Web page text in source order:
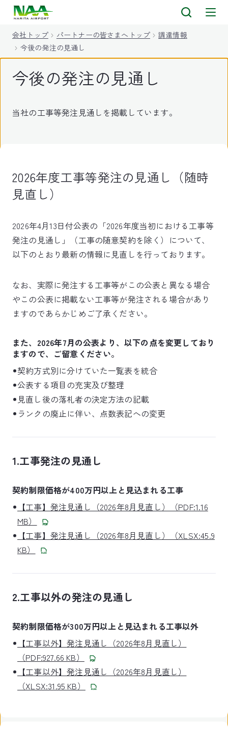
会社トップ パートナーの皆さまへトップ
調達情報
今後の発注の見通し
今後の発注の見通し
当社の工事等発注見通しを掲載しています。
2026年度工事等発注の見通し（随時
見直し）
2026年4月13日付公表の「2026年度当初における工事等
発注の見通し」（工事の随意契約を除く）について、
以下のとおり最新の情報に見直しを行っております。
なお、実際に発注する工事等がこの公表と異なる場合
やこの公表に掲載ない工事等が発注される場合があり
ますのであらかじめご了承ください。
また、2026年7月の公表より、以下の点を変更しており
ますので、ご留意ください。
契約方式別に分けていた一覧表を統合
公表する項目の充実及び整理
見直し後の落札者の決定方法の記載
ランクの廃止に伴い、点数表記への変更
1.工事発注の見通し
契約制限価格が400万円以上と見込まれる工事
【工事】発注見通し（2026年8月見直し）（PDF:1.16
MB）
【工事】発注見通し（2026年8月見直し）（XLSX:45.9
KB）
2.工事以外の発注の見通し
契約制限価格が300万円以上と見込まれる工事以外
【工事以外】発注見通し（2026年8月見直し）
（PDF:927.66 KB）
【工事以外】発注見通し（2026年8月見直し）
（XLSX:31.95 KB）